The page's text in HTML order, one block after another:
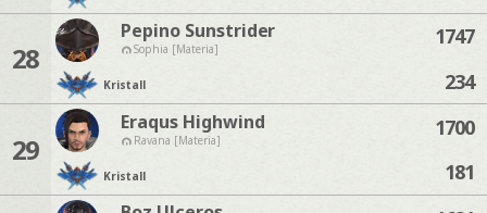
28
Pepino Sunstrider
Sophia [Materia]
Kristall
1747
234
29
Eraqus Highwind
Ravana [Materia]
Kristall
1700
181